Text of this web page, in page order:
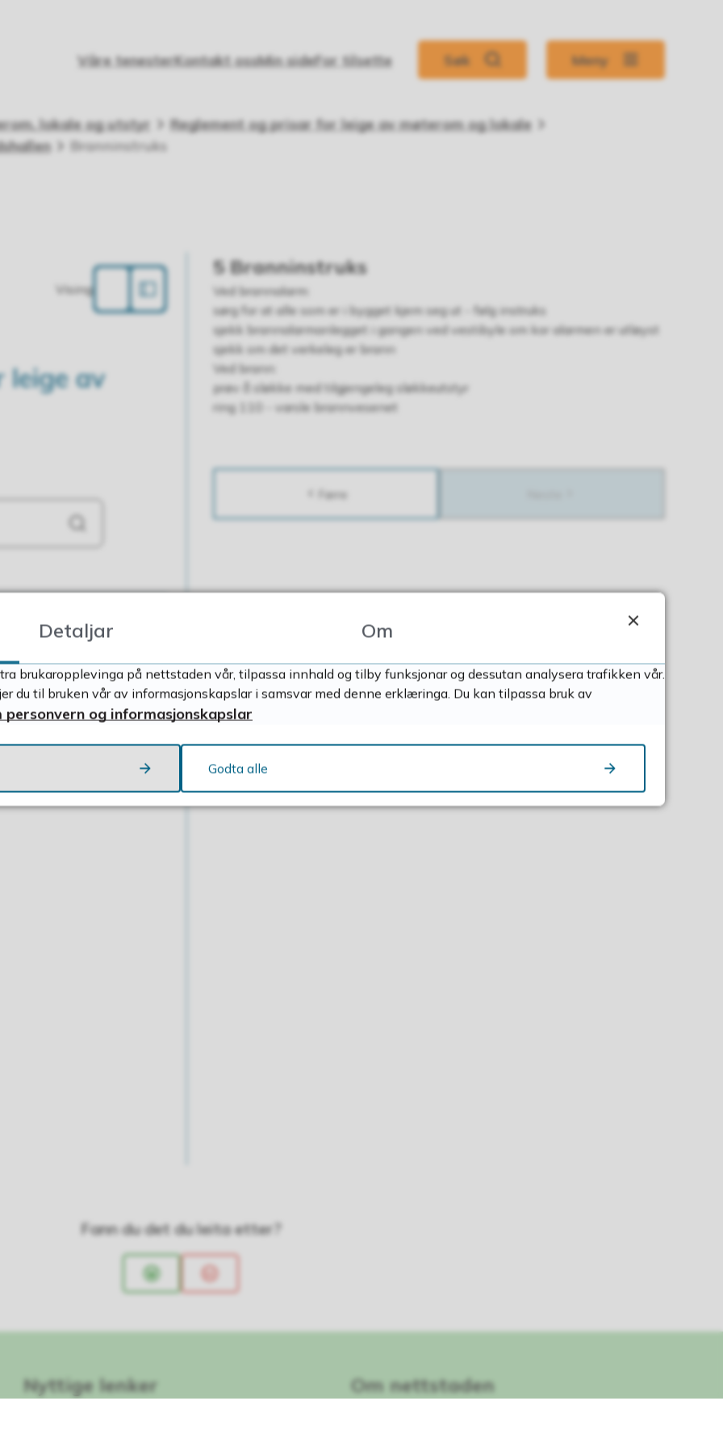
Våre tenesterKontakt ossMin sideFor tilsette Søk Meny
lokale og utstyr
Reglement og prisar for leige av møterom og lokale
Branninstruks
Vising
leige av
Søk
5 Branninstruks
Ved brannalarm:
sørg for at alle som er i bygget kjem seg ut - følg instruks
sjekk brannalarmanlegget i gangen ved vestibyle om kor alarmen er utløyst
sjekk om det verkeleg er brann
Ved brann:
prøv å sløkke med tilgjengeleg sløkkeutstyr
ring 110 - varsle brannvesenet
Førre
Fann du det du leita etter?
Ja Nei
Nyttige lenker Om nettstaden
Detaljar Om
brukaropplevinga på nettstaden vår, tilpassa innhald og tilby funksjonar og dessutan analysera trafikken vår.
du til bruken vår av informasjonskapslar i samsvar med denne erklæringa. Du kan tilpassa bruk av
personvern og informasjonskapslar
Godta alle